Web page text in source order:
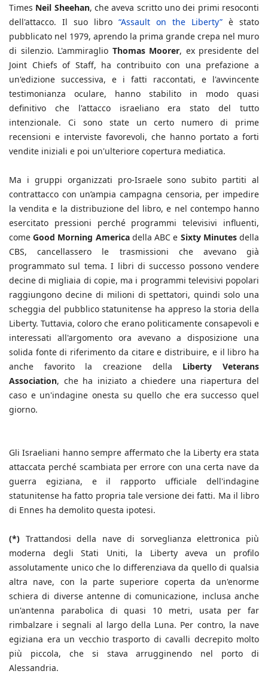
Times Neil Sheehan, che aveva scritto uno dei primi resoconti
dell'attacco. Il suo libro “Assault on the Liberty” è stato
pubblicato nel 1979, aprendo la prima grande crepa nel muro
di silenzio. L'ammiraglio Thomas Moorer, ex presidente del
Joint Chiefs of Staff, ha contribuito con una prefazione a
un'edizione successiva, e i fatti raccontati, e l'avvincente
testimonianza oculare, hanno stabilito in modo quasi
definitivo che l'attacco israeliano era stato del tutto
intenzionale. Ci sono state un certo numero di prime
recensioni e interviste favorevoli, che hanno portato a forti
vendite iniziali e poi un'ulteriore copertura mediatica.
Ma i gruppi organizzati pro-Israele sono subito partiti al
contrattacco con un’ampia campagna censoria, per impedire
la vendita e la distribuzione del libro, e nel contempo hanno
esercitato pressioni perché programmi televisivi influenti,
comeGood Morning Americadella ABC e Sixty Minutesdella
CBS, cancellassero le trasmissioni che avevano già
programmato sul tema. I libri di successo possono vendere
decine di migliaia di copie, ma i programmi televisivi popolari
raggiungono decine di milioni di spettatori, quindi solo una
scheggia del pubblico statunitense ha appreso la storia della
Liberty. Tuttavia, coloro che erano politicamente consapevoli e
interessati all'argomento ora avevano a disposizione una
solida fonte di riferimento da citare e distribuire, e il libro ha
anche favorito la creazione della Liberty Veterans
Association, che ha iniziato a chiedere una riapertura del
caso e un'indagine onesta su quello che era successo quel
giorno.
Gli Israeliani hanno sempre affermato che la Liberty era stata
attaccata perché scambiata per errore con una certa nave da
guerra egiziana, e il rapporto ufficiale dell'indagine
statunitense ha fatto propria tale versione dei fatti. Ma il libro
di Ennes ha demolito questa ipotesi.
(*) Trattandosi della nave di sorveglianza elettronica più
moderna degli Stati Uniti, la Liberty aveva un profilo
assolutamente unico che lo differenziava da quello di qualsia
altra nave, con la parte superiore coperta da un'enorme
schiera di diverse antenne di comunicazione, inclusa anche
un'antenna parabolica di quasi 10 metri, usata per far
rimbalzare i segnali al largo della Luna. Per contro, la nave
egiziana era un vecchio trasporto di cavalli decrepito molto
più piccola, che si stava arrugginendo nel porto di
Alessandria.